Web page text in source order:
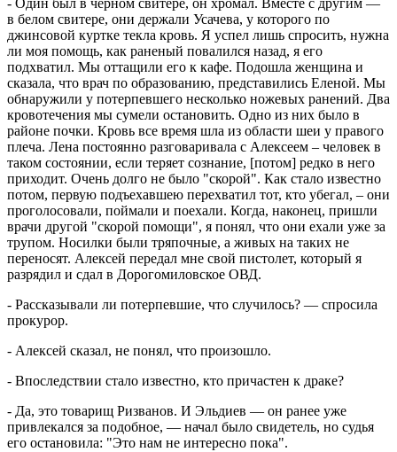
- Один был в черном свитере, он хромал. Вместе с другим —
в белом свитере, они держали Усачева, у которого по
джинсовой куртке текла кровь. Я успел лишь спросить, нужна
ли моя помощь, как раненый повалился назад, я его
подхватил. Мы оттащили его к кафе. Подошла женщина и
сказала, что врач по образованию, представились Еленой. Мы
обнаружили у потерпевшего несколько ножевых ранений. Два
кровотечения мы сумели остановить. Одно из них было в
районе почки. Кровь все время шла из области шеи у правого
плеча. Лена постоянно разговаривала с Алексеем – человек в
таком состоянии, если теряет сознание, [потом] редко в него
приходит. Очень долго не было "скорой". Как стало известно
потом, первую подъехавшею перехватил тот, кто убегал, – они
проголосовали, поймали и поехали. Когда, наконец, пришли
врачи другой "скорой помощи", я понял, что они ехали уже за
трупом. Носилки были тряпочные, а живых на таких не
переносят. Алексей передал мне свой пистолет, который я
разрядил и сдал в Дорогомиловское ОВД.
- Рассказывали ли потерпевшие, что случилось? — спросила
прокурор.
- Алексей сказал, не понял, что произошло.
- Впоследствии стало известно, кто причастен к драке?
- Да, это товарищ Ризванов. И Эльдиев — он ранее уже
привлекался за подобное, — начал было свидетель, но судья
его остановила: "Это нам не интересно пока".